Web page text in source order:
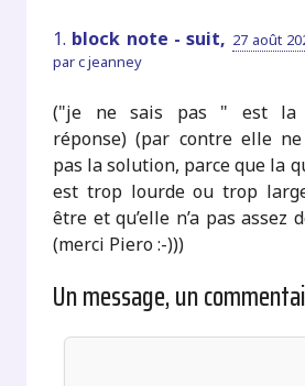
1. block note - suit, 27 août
parc jeanney
("je ne sais pas " est la
réponse) (par contre elle
pas la solution, parce que la
est trop lourde ou trop
être et qu’elle n’a pas assez
(merci Piero :-)))
Un message, un